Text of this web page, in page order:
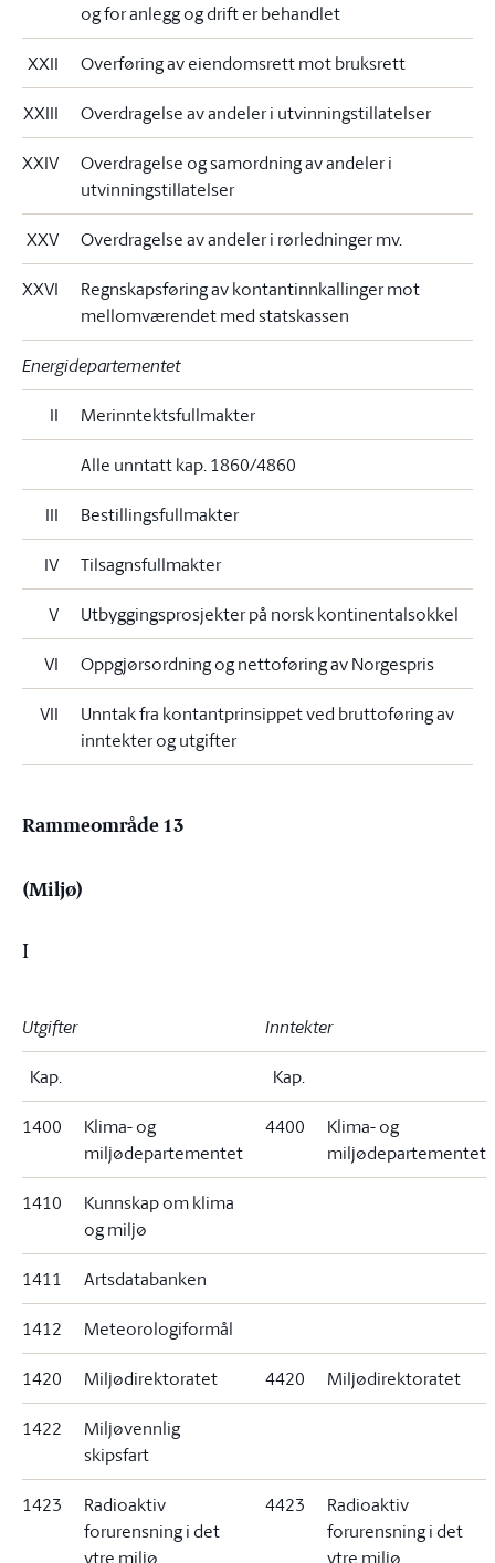
og for anlegg og drift er behandlet
XXII Overføring av eiendomsrett mot bruksrett
XXIII Overdragelse av andeler i utvinningstillatelser
XXIV
Overdragelse og samordning av andeler i
utvinningstillatelser
XXV Overdragelse av andeler i rørledninger mv.
XXVI
Regnskapsføring av kontantinnkallinger mot
mellomværendet med statskassen
Energidepartementet
II Merinntektsfullmakter
Alle unntatt kap. 1860/4860
III Bestillingsfullmakter
IV Tilsagnsfullmakter
V Utbyggingsprosjekter på norsk kontinentalsokkel
VI Oppgjørsordning og nettoføring av Norgespris
VII
Unntak fra kontantprinsippet ved bruttoføring av
inntekter og utgifter
Rammeområde 13
(Miljø)
I
Utgifter Inntekter
Kap. Kap.
1400
Klima- og
miljødepartementet
4400
Klima- og
miljødepartementet
1410
Kunnskap om klima
og miljø
1411 Artsdatabanken
1412 Meteorologiformål
1420 Miljødirektoratet 4420 Miljødirektoratet
1422
Miljøvennlig
skipsfart
1423
Radioaktiv
forurensning i det
ytre miljø
4423
Radioaktiv
forurensning i det
ytre miljø